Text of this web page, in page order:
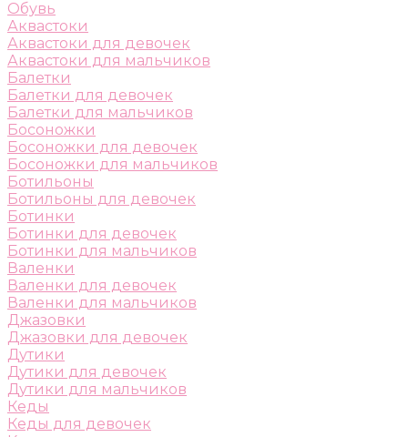
Обувь
Аквастоки
Аквастоки для девочек
Аквастоки для мальчиков
Балетки
Балетки для девочек
Балетки для мальчиков
Босоножки
Босоножки для девочек
Босоножки для мальчиков
Ботильоны
Ботильоны для девочек
Ботинки
Ботинки для девочек
Ботинки для мальчиков
Валенки
Валенки для девочек
Валенки для мальчиков
Джазовки
Джазовки для девочек
Дутики
Дутики для девочек
Дутики для мальчиков
Кеды
Кеды для девочек